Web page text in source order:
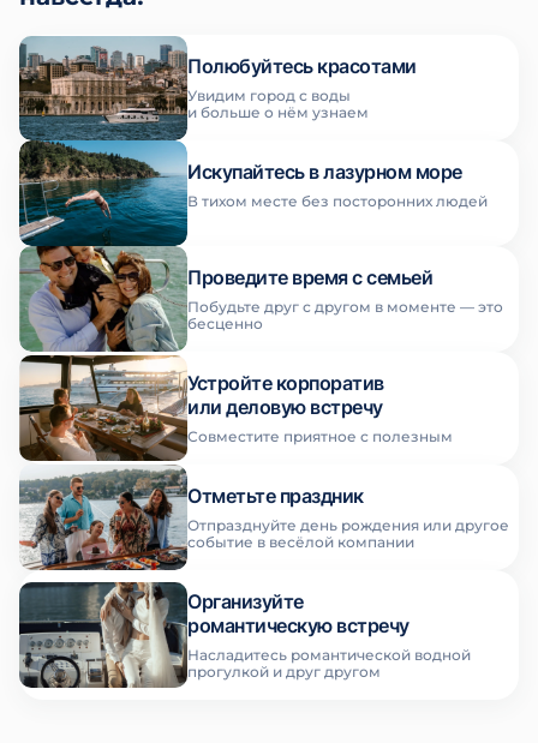
Полюбуйтесь красотами
Увидим город с воды
и больше о нём узнаем
Искупайтесь в лазурном море
В тихом месте без посторонних людей
Проведите время с семьей
Побудьте друг с другом в моменте — это
бесценно
Устройте корпоратив
или деловую встречу
Совместите приятное с полезным
Отметьте праздник
Отпразднуйте день рождения или другое
событие в весёлой компании
Организуйте
романтическую встречу
Насладитесь романтической водной
прогулкой и друг другом